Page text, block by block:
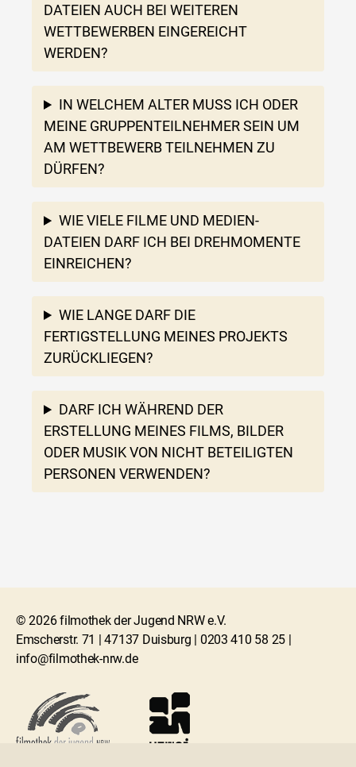
DATEIEN AUCH BEI WEITEREN
WETTBEWERBEN EINGEREICHT
WERDEN?
IN WELCHEM ALTER MUSS ICH ODER
MEINE GRUPPENTEILNEHMER SEIN UM
AM WETTBEWERB TEILNEHMEN ZU
DÜRFEN?
WIE VIELE FILME UND MEDIEN-
DATEIEN DARF ICH BEI DREHMOMENTE
EINREICHEN?
WIE LANGE DARF DIE
FERTIGSTELLUNG MEINES PROJEKTS
ZURÜCKLIEGEN?
DARF ICH WÄHREND DER
ERSTELLUNG MEINES FILMS, BILDER
ODER MUSIK VON NICHT BETEILIGTEN
PERSONEN VERWENDEN?
© 2026 filmothek der Jugend NRW e.V.
Emscherstr. 71 | 47137 Duisburg | 0203 410 58 25 |
info@filmothek-nrw.de